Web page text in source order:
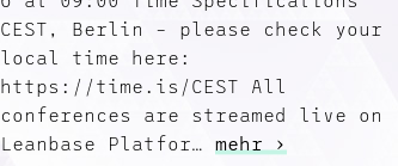
CEST, Berlin – please check your
local time here:
https://time.is/CEST All
conferences are streamed live on
Leanbase Platfor… mehr ›